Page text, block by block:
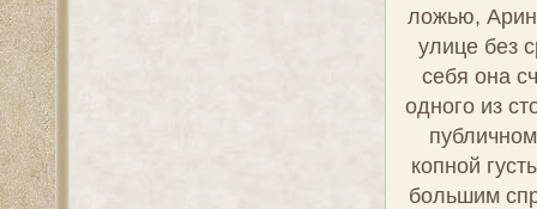
ложью,
улице без
себя она
одного из
копной
большим